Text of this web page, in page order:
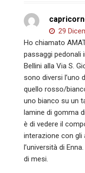
29
Ho chiamato
passaggi pedonali
Bellini alla Via S.
sono diversi l’uno
quello rosso/
uno bianco su un
lamine di gomma
è di vedere il
interazione con
l’università di
di mesi.